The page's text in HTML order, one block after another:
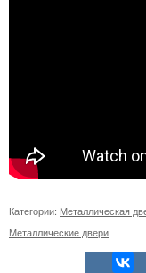
Категории: Металлическая
Металлические двери